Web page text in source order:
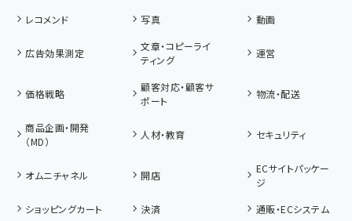
レコメンド
写真 動画
広告効果測定
文章・コピーライ
ティング
運営
価格戦略
顧客対応・顧客サ
ポート
物流・配送
商品企画・開発
（MD）
人材・教育 セキュリティ
オムニチャネル 開店
ECサイトパッケー
ジ
ショッピングカート
決済
通販・ECシステム